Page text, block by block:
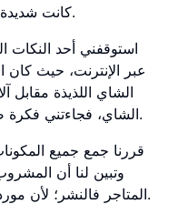
Asian trade"، كانت شديدة الشهرة والانتشار.
استوقفني أحد النكات
عبر الإنترنت، حيث
الشاي اللذيذة مقابل
الشاي، فجاءتني فكرة صناعة مستلزمات الشاي المنزلية.
قررنا جمع جميع
وتبين لنا أن
المتاجر فالنشر؛ لأن موردينا كانوا نفسهم الموردين للمتاجر.